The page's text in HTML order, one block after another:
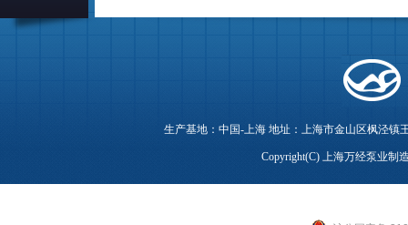
生产基地：中国-上海 地址：上海市金山区枫泾镇
Copyright(C) 上海万经泵业制